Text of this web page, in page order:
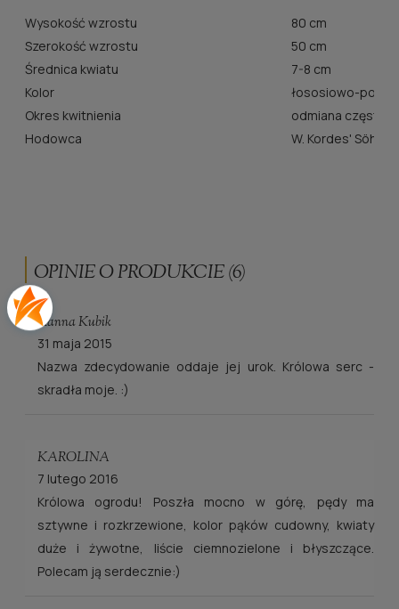
Wysokość wzrostu
80 cm
Szerokość wzrostu
50 cm
Średnica kwiatu
7-8 cm
Kolor
łososiowo-
Okres kwitnienia
odmiana często
Hodowca
W. Kordes' Söhne
OPINIE O PRODUKCIE (6)
Hanna Kubik
31 maja 2015
Nazwa zdecydowanie oddaje jej urok. Królowa serc -
skradła moje. :)
KAROLINA
7 lutego 2016
Królowa ogrodu! Poszła mocno w górę, pędy ma
sztywne i rozkrzewione, kolor pąków cudowny, kwiaty
duże i żywotne, liście ciemnozielone i błyszczące.
Polecam ją serdecznie:)